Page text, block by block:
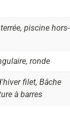
piscine hors-
ronde
filet, Bâche
à barres